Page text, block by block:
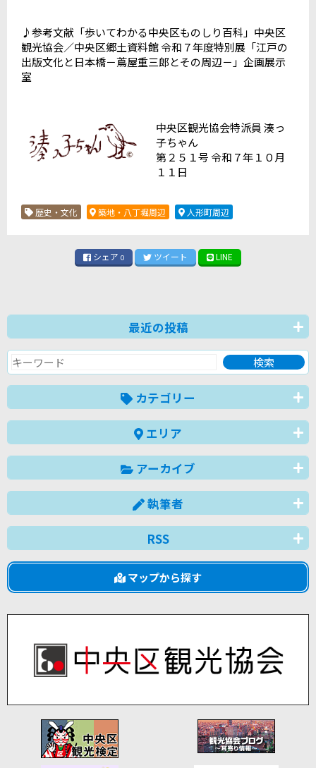
♪参考文献「歩いてわかる中央区ものしり百科」中央区
観光協会／中央区郷土資料館 令和７年度特別展「江戸の
出版文化と日本橋－蔦屋重三郎とその周辺－」企画展示
室
中央区観光協会特派員 湊っ
子ちゃん
第２５１号 令和７年１０月
１１日
歴史・文化 築地・八丁堀周辺 人形町周辺
シェア 0 ツイート LINE
最近の投稿
カテゴリー
エリア
アーカイブ
執筆者
RSS
マップから探す